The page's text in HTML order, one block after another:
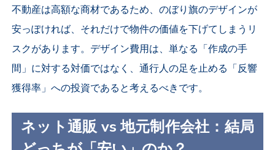
不動産は高額な商材であるため、のぼり旗のデザインが
安っぽければ、それだけで物件の価値を下げてしまうリ
スクがあります。デザイン費用は、単なる「作成の手
間」に対する対価ではなく、通行人の足を止める「反響
獲得率」への投資であると考えるべきです。
ネット通販 vs 地元制作会社：結局